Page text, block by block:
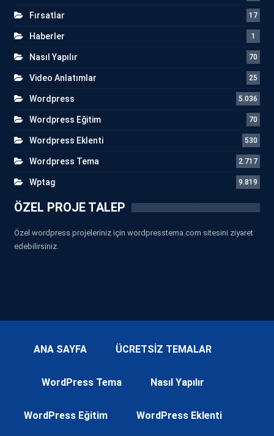
Fırsatlar 17
Haberler 1
Nasıl Yapılır 70
Video Anlatımlar 25
Wordpress 5.036
Wordpress Eğitim 70
Wordpress Eklenti 530
Wordpress Tema 2.717
Wptag 9.819
ÖZEL PROJE TALEP
Özel wordpress projeleriniz için wordpresstema.com sitesini ziyaret
edebilirsiniz.
ANA SAYFA ÜCRETSİZ TEMALAR
WordPress Tema Nasıl Yapılır
WordPress Eğitim WordPress Eklenti